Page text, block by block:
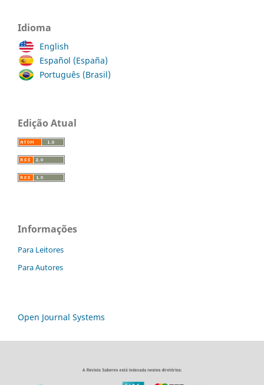
Idioma
English
Español (España)
Português (Brasil)
Edição Atual
Informações
Para Leitores
Para Autores
Open Journal Systems